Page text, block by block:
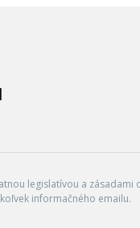
legislatívou a
informačného emailu.